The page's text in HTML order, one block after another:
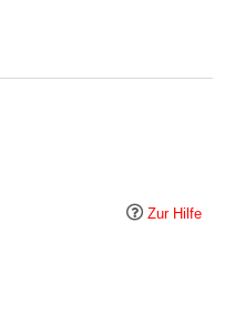
Zur Hilfe